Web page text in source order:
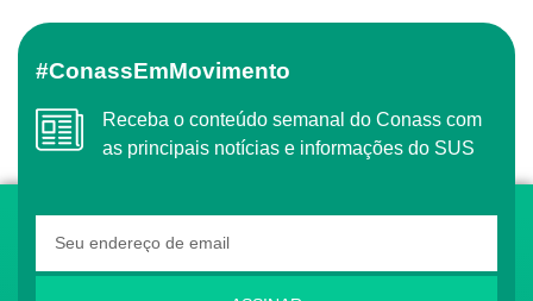
#ConassEmMovimento
Receba o conteúdo semanal do Conass com
as principais notícias e informações do SUS